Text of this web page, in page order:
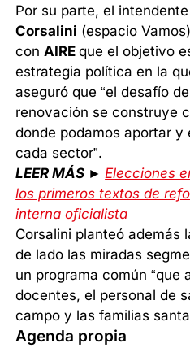
Por su parte, el
Corsalini (espacio
con AIREque el objetivo
estrategia política en la
aseguró que “el desafío
renovación se construye
donde podamos aportar y
cada sector”.
LEER MÁS ► Elecciones
los primeros textos de
interna oficialista
Corsalini planteó además
de lado las miradas
un programa común “que
docentes, el personal de
campo y las familias
Agenda propia